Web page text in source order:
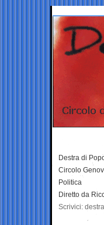
Destra di
Circolo
Politica
Diretto da
Scrivici: